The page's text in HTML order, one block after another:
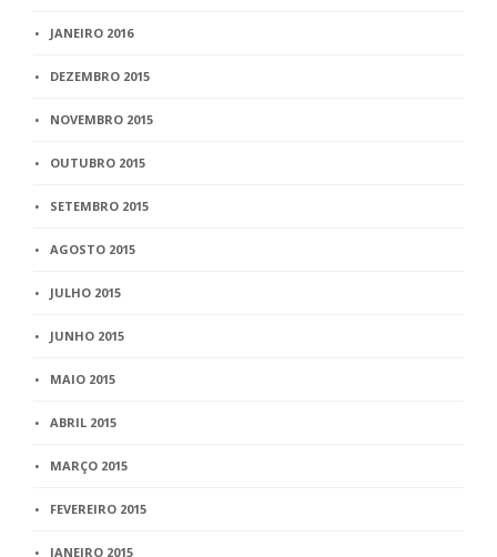
JANEIRO 2016
DEZEMBRO 2015
NOVEMBRO 2015
OUTUBRO 2015
SETEMBRO 2015
AGOSTO 2015
JULHO 2015
JUNHO 2015
MAIO 2015
ABRIL 2015
MARÇO 2015
FEVEREIRO 2015
JANEIRO 2015